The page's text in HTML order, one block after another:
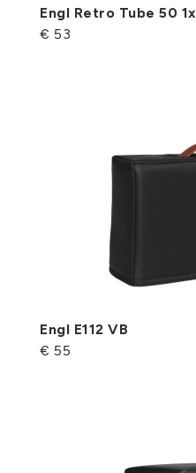
Engl Retro Tube 50
€ 53
Engl E112 VB
€ 55